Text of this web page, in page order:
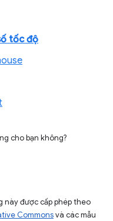
tốc độ
cho bạn không?
này được cấp phép theo
Commonsvà các mẫu